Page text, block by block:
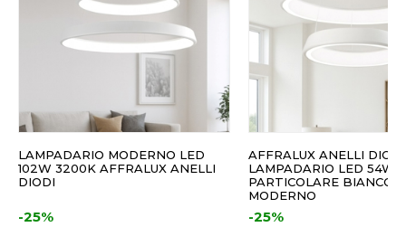
LAMPADARIO MODERNO LED
102W 3200K AFFRALUX ANELLI
DIODI
-25%
AFFRALUX ANELLI DIODI
LAMPADARIO LED 54W
PARTICOLARE BIANCO
MODERNO
-25%